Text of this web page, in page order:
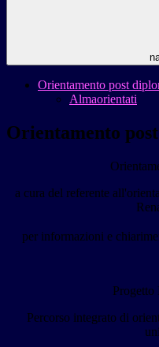
Orientamento post
Almaorientati
Orientamento
a cura del referente
per informazioni e
Progetto
Percorso integrato di